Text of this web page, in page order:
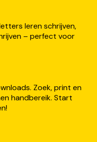
leren schrijven,
– perfect voor
Zoek, print en
handbereik. Start